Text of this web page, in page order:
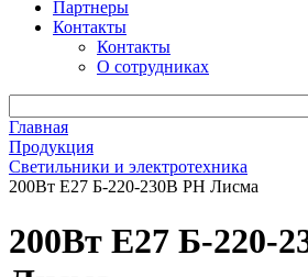
Партнеры
Контакты
Контакты
О сотрудниках
Главная
Продукция
Светильники и электротехника
200Вт Е27 Б-220-230В РН Лисма
200Вт Е27 Б-220-